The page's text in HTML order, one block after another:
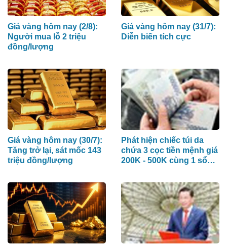
Giá vàng hôm nay (2/8):
Người mua lỗ 2 triệu
đồng/lượng
Giá vàng hôm nay (31/7):
Diễn biến tích cực
Giá vàng hôm nay (30/7):
Tăng trở lại, sát mốc 143
triệu đồng/lượng
Phát hiện chiếc túi da
chứa 3 cọc tiền mệnh giá
200K - 500K cùng 1 sổ
nằm chơ vơ tại nhà ga
Cảng hàng không Pleiku